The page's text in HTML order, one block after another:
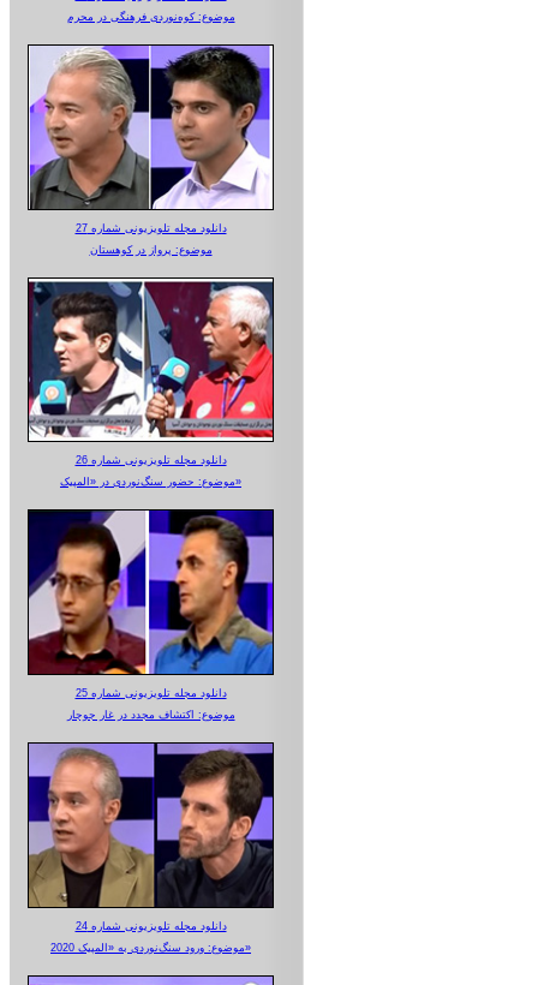
موضوع: کوه‌نوردی فرهنگی در محرم
دانلود مجله تلویزیونی شماره 27
موضوع: پرواز در کوهستان
دانلود مجله تلویزیونی شماره 26
موضوع: حضور سنگ‌نوردی در «المپیک»
دانلود مجله تلویزیونی شماره 25
موضوع: اکتشاف مجدد در غار جوجار
دانلود مجله تلویزیونی شماره 24
موضوع: ورود سنگ‌نوردی به «المپیک 2020»